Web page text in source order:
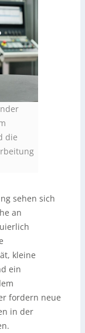
die
sehen sich
an
kleine
ein
fordern neue
in der